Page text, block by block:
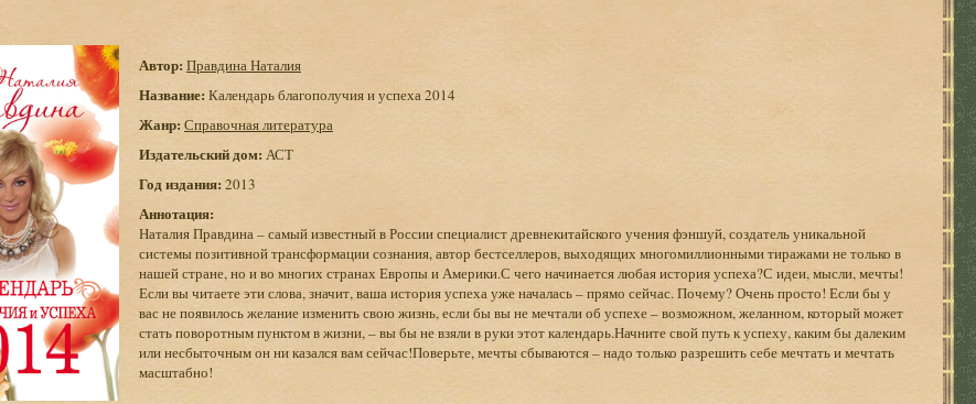
Автор: Правдина Наталия
Название: Календарь благополучия и успеха 2014
Жанр: Справочная литература
Издательский дом: АСТ
Год издания: 2013
Аннотация:
Наталия Правдина – самый известный в России специалист древнекитайского учения фэншуй, создатель уникальной
системы позитивной трансформации сознания, автор бестселлеров, выходящих многомиллионными тиражами не только в
нашей стране, но и во многих странах Европы и Америки.С чего начинается любая история успеха?С идеи, мысли, мечты!
Если вы читаете эти слова, значит, ваша история успеха уже началась – прямо сейчас. Почему? Очень просто! Если бы у
вас не появилось желание изменить свою жизнь, если бы вы не мечтали об успехе – возможном, желанном, который может
стать поворотным пунктом в жизни, – вы бы не взяли в руки этот календарь.Начните свой путь к успеху, каким бы далеким
или несбыточным он ни казался вам сейчас!Поверьте, мечты сбываются – надо только разрешить себе мечтать и мечтать
масштабно!